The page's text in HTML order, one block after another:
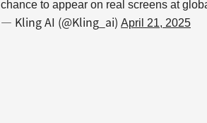
chance to appear on real screens at
— Kling AI (@Kling_ai) April 21, 2025